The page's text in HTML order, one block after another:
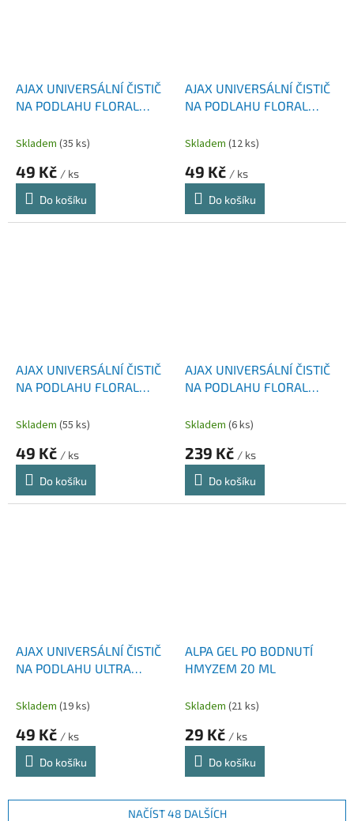
AJAX UNIVERSÁLNÍ ČISTIČ
NA PODLAHU FLORAL
Skladem (35 ks)
49 Kč / ks
Do košíku
AJAX UNIVERSÁLNÍ ČISTIČ
NA PODLAHU FLORAL
Skladem (12 ks)
49 Kč / ks
Do košíku
AJAX UNIVERSÁLNÍ ČISTIČ
NA PODLAHU FLORAL
Skladem (55 ks)
49 Kč / ks
Do košíku
AJAX UNIVERSÁLNÍ ČISTIČ
NA PODLAHU FLORAL
Skladem (6 ks)
239 Kč / ks
Do košíku
AJAX UNIVERSÁLNÍ ČISTIČ
NA PODLAHU ULTRA
Skladem (19 ks)
49 Kč / ks
Do košíku
ALPA GEL PO BODNUTÍ
HMYZEM 20 ML
Skladem (21 ks)
29 Kč / ks
Do košíku
NAČÍST 48 DALŠÍCH